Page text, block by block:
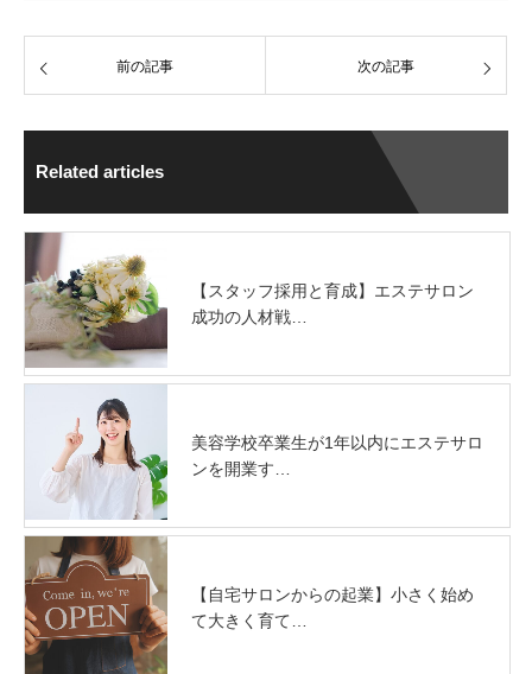
前の記事 次の記事
Related articles
【スタッフ採用と育成】エステサロン
成功の人材戦…
美容学校卒業生が1年以内にエステサロ
ンを開業す…
【自宅サロンからの起業】小さく始め
て大きく育て…